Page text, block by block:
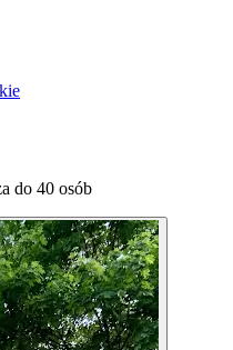
do 40 osób